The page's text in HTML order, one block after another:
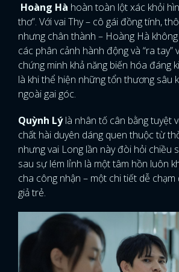
Hoàng Hà hoàn toàn lột xác khỏi
thơ”. Với vai Thy – cô gái đồng tính,
nhưng chân thành – Hoàng Hà
các phân cảnh hành động và “ra tay”
chứng minh khả năng biến hóa đáng
là khi thể hiện những tổn thương sâu
ngoài gai góc.
Quỳnh Lýlà nhân tố cân bằng tuyệt
chất hài duyên dáng quen thuộc từ
nhưng vai Long lần này đòi hỏi chiều
sau sự lém lỉnh là một tâm hồn luôn
cha công nhận – một chi tiết dễ
giả trẻ.